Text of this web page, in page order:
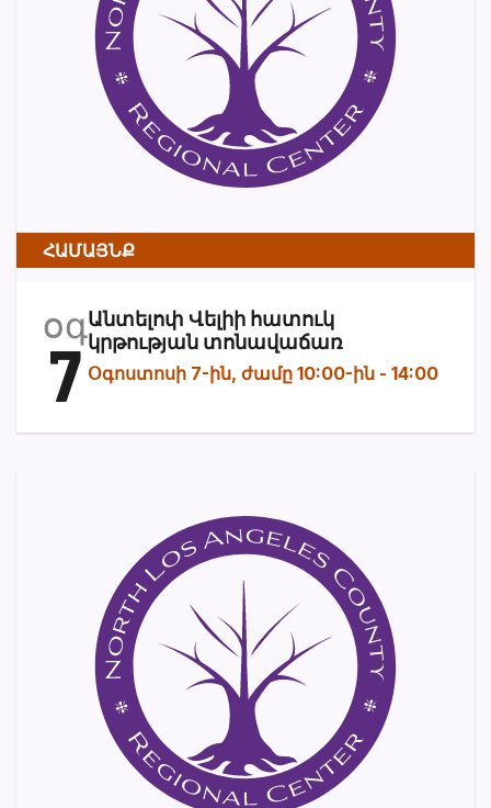
ՀԱՄԱՅՆՔ
օգ
7
Անտելոփ Վելիի հատուկ
կրթության տոնավաճառ
Օգոստոսի 7-ին, ժամը 10:00-ին - 14:00